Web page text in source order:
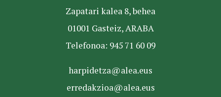
Zapatari kalea 8, behea
01001 Gasteiz, ARABA
Telefonoa: 945 71 60 09
harpidetza@alea.eus
erredakzioa@alea.eus